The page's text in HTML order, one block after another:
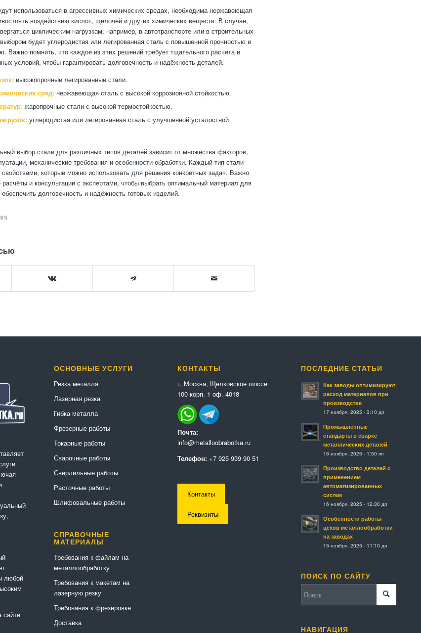
использоваться в агрессивных химических средах, необходима нержавеющая
воздействию кислот, щелочей и других химических веществ. В случае,
циклическим нагрузкам, например, в автотранспорте или в строительных
будет углеродистая или легированная сталь с повышенной прочностью и
Важно помнить, что каждое из этих решений требует тщательного расчёта и
условий, чтобы гарантировать долговечность и надёжность деталей.
высокопрочные легированные стали.
сред: нержавеющая сталь с высокой коррозионной стойкостью.
жаропрочные стали с высокой термостойкостью.
углеродистая или легированная сталь с улучшенной усталостной
выбор стали для различных типов деталей зависит от множества факторов,
механические требования и особенности обработки. Каждый тип стали
которые можно использовать для решения конкретных задач. Важно
и консультации с экспертами, чтобы выбрать оптимальный материал для
долговечность и надёжность готовых изделий.
любой
сайте
ОСНОВНЫЕ УСЛУГИ
Резка металла
Лазерная резка
Гибка металла
Фрезерные работы
Токарные работы
Сварочные работы
Сверлильные работы
Расточные работы
Шлифовальные работы
СПРАВОЧНЫЕ
МАТЕРИАЛЫ
Требования к файлам на
металлообработку
Требования к макетам на
лазерную резку
Требования к фрезеровке
Доставка
КОНТАКТЫ
г. Москва, Щелковское шоссе
100 корп. 1 оф. 4018
Почта:
info@metalloobrabotka.ru
Телефон: +7 925 939 90 51
Контакты
Реквизиты
ПОСЛЕДНИЕ СТАТЬИ
Как заводы оптимизируют
расход материалов при
производстве
17 ноября, 2025 - 3:10 дп
Промышленные
стандарты в сварке
металлических деталей
16 ноября, 2025 - 1:50 пп
Производство деталей с
применением
автоматизированных
систем
16 ноября, 2025 - 12:30 дп
Особенности работы
цехов металлообработки
на заводах
15 ноября, 2025 - 11:10 дп
ПОИСК ПО САЙТУ
НАВИГАЦИЯ